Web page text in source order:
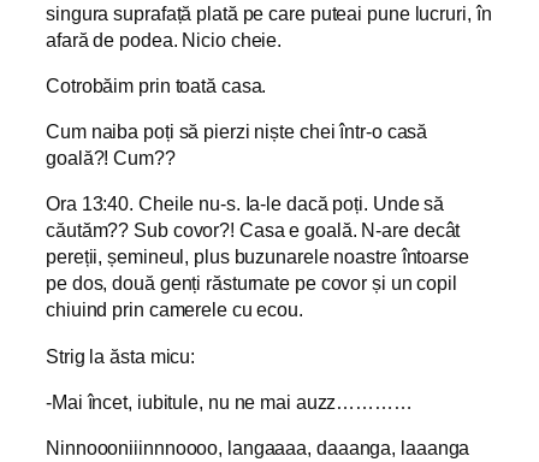
singura suprafață plată pe care puteai pune lucruri, în
afară de podea. Nicio cheie.
Cotrobăim prin toată casa.
Cum naiba poți să pierzi niște chei într-o casă
goală?! Cum??
Ora 13:40. Cheile nu-s. Ia-le dacă poți. Unde să
căutăm?? Sub covor?! Casa e goală. N-are decât
pereții, șemineul, plus buzunarele noastre întoarse
pe dos, două genți răsturnate pe covor și un copil
chiuind prin camerele cu ecou.
Strig la ăsta micu:
-Mai încet, iubitule, nu ne mai auzz…………
Ninnoooniiinnnoooo, langaaaa, daaanga, laaanga